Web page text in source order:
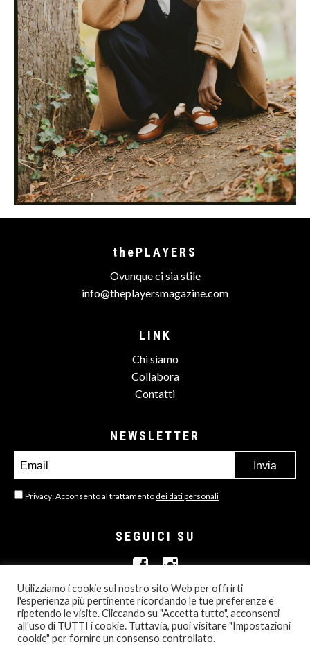
thePLAYERS
Ovunque ci sia stile
info@theplayersmagazine.com
LINK
Chi siamo
Collabora
Contatti
NEWSLETTER
Privacy: Acconsento al trattamento dei dati personali
SEGUICI SU
© 2013- 2026 ALL RIGHTS RESERVED
Utilizziamo i cookie sul nostro sito Web per offrirti
l'esperienza più pertinente ricordando le tue preferenze e
ripetendo le visite. Cliccando su "Accetta tutto", acconsenti
all'uso di TUTTI i cookie. Tuttavia, puoi visitare "Impostazioni
cookie" per fornire un consenso controllato.